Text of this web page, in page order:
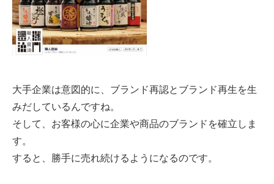
大手企業は意図的に、ブランド再認とブランド再生を生
みだしているんですね。
そして、お客様の心に企業や商品のブランドを確立しま
す。
すると、勝手に売れ続けるようになるのです。